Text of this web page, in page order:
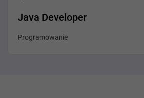
Java Developer
Programowanie